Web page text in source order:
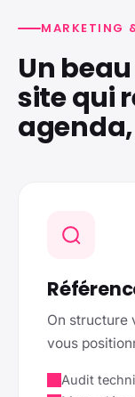
MARKETING
Un
site qui
On structure
vous
Audit